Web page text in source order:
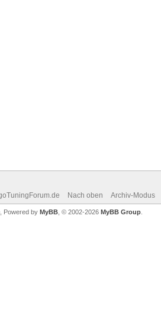
Nach oben Archiv-Modus
, Powered by MyBB , © 2002-2026 MyBB Group